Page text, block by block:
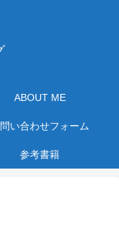
ABOUT ME
い合わせフォーム
参考書籍